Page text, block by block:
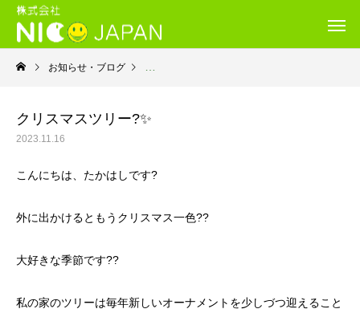
お知らせ・ブログ 就労継続支援Ｂ型・ニコプレイス
クリスマスツリー?✨
2023.11.16
こんにちは、たかはしです?
外に出かけるともうクリスマス一色??
大好きな季節です??
私の家のツリーは毎年新しいオーナメントを少しづつ迎えること